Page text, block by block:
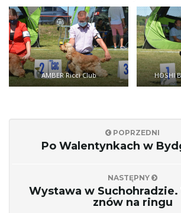
AMBER Ricci Club HOSHI
POPRZEDNI
Po Walentynkach w
NASTĘPNY
Wystawa w
znów na ringu